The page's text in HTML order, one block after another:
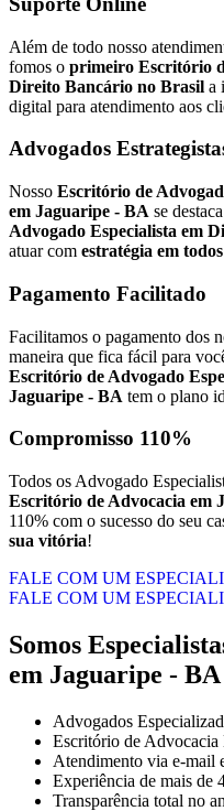
Além de todo nosso
fomos o primeiro Escritório
Direito Bancário no Brasil a
digital para atendimento aos
Advogados
Nosso Escritório de
em Jaguaripe - BA se
Advogado Especialista em
atuar com estratégia em
Pagamento Facilitado
Facilitamos o pagamento dos
maneira que fica fácil para
Escritório de Advogado
Jaguaripe - BA tem o plano
Compromisso 110%
Todos os Advogado
Escritório de Advocacia em
110% com o sucesso do seu
sua vitória!
FALE COM UM
FALE COM UM
Somos
em Jaguaripe - BA
Advogados
Escritório de
Atendimento via e-mail
Experiência de mais de
Transparência total no